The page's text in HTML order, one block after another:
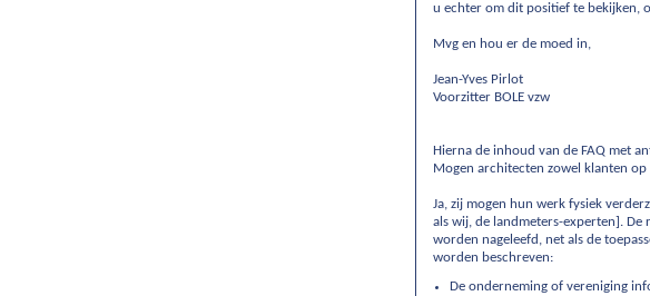
u echter om dit positief te bekijken,
Mvg en hou er de moed in,
Jean-Yves Pirlot
Voorzitter BOLE vzw
Hierna de inhoud van de FAQ met
Mogen architecten zowel klanten
Ja, zij mogen hun werk fysiek
als wij, de landmeters-experten]. De
worden nageleefd, net als de
worden beschreven:
De onderneming of vereniging